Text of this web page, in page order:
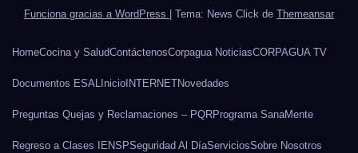
Funciona gracias a WordPress Tema: News Click de Themeansar
HomeCocina y SaludContáctenosCorpagua NoticiasCORPAGUA TV
Documentos ESAL Inicio INTERNETNovedades
Preguntas Quejas y Reclamaciones – PQRPrograma SanaMente
Regreso a Clases IENSPSeguridad Al DíaServiciosSobre Nosotros